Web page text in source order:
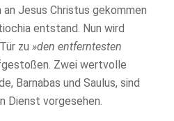
an Jesus Christus gekommen
entstand. Nun wird
zu »den entferntesten
Zwei wertvolle
Barnabas und Saulus, sind
Dienst vorgesehen.